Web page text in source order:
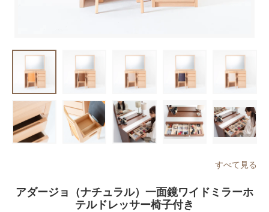
すべて見る
アダージョ（ナチュラル）一面鏡ワイドミラーホ
テルドレッサー椅子付き